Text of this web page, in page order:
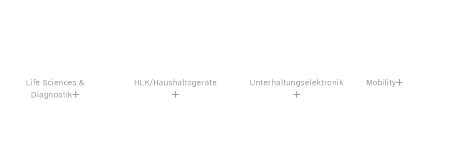
Life Sciences &
Diagnostik
HLK/Haushaltsgeräte Unterhaltungselektronik Mobility